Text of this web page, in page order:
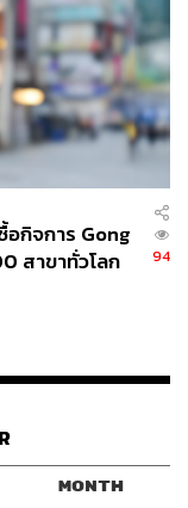
asia/article/32
steps-cope-record-
details/7737
งานอยู่แล้วได้เลย
อกิจการ Gong
สาขาทั่วโลก
94
MONTH